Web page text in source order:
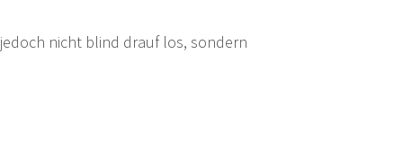
nicht blind drauf los, sondern